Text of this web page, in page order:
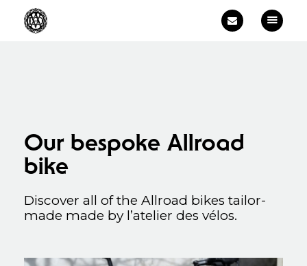
About
Contact
Our bespoke Allroad
bike
Discover all of the Allroad bikes tailor-
made made by l’atelier des vélos.